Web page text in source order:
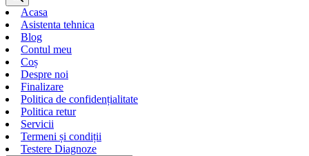
Acasa
Asistenta tehnica
Blog
Contul meu
Coș
Despre noi
Finalizare
Politica de confidențialitate
Politica retur
Servicii
Termeni și condiții
Testere Diagnoze